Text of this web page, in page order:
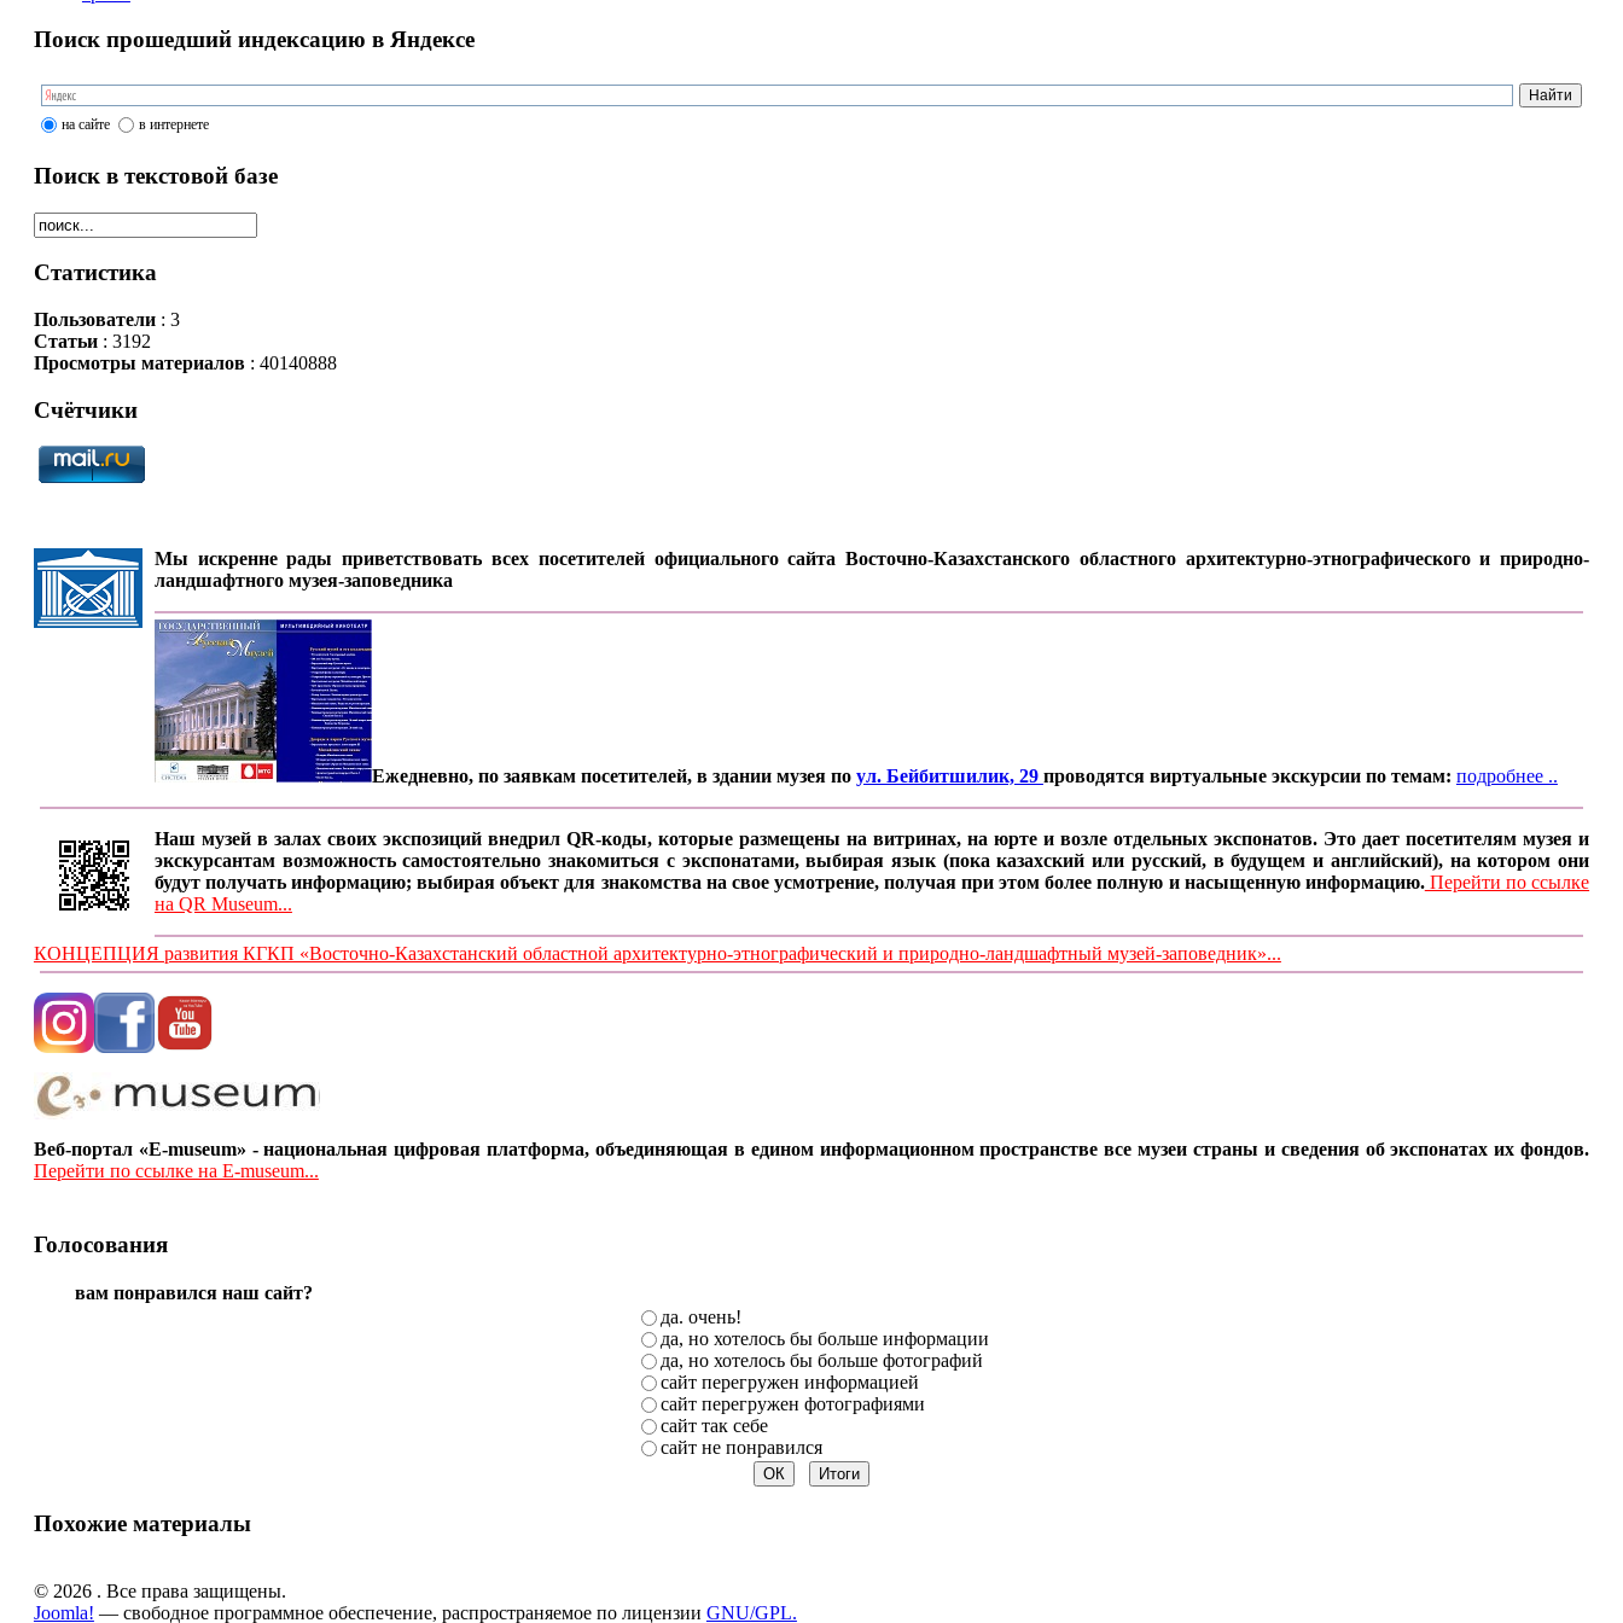
Поиск прошедший индексацию в Яндексе
на сайте в интернете
Поиск в текстовой базе
Статистика
Пользователи: 3
Статьи: 3192
Просмотры материалов: 40140888
Счётчики
Мы искренне рады приветствовать всех посетителей официального сайта Восточно-Казахстанского областного архитектурно-этнографического и природно-
ландшафтного музея-заповедника
Ежедневно, по заявкам посетителей, в здании музея по ул. Бейбитшилик, 29 проводятся виртуальные экскурсии по темам: подробнее ..
Наш музей в залах своих экспозиций внедрил QR-коды, которые размещены на витринах, на юрте и возле отдельных экспонатов. Это дает посетителям музея и
экскурсантам возможность самостоятельно знакомиться с экспонатами, выбирая язык (пока казахский или русский, в будущем и английский), на котором они
будут получать информацию; выбирая объект для знакомства на свое усмотрение, получая при этом более полную и насыщенную информацию.Перейти по ссылке
на QR Museum...
КОНЦЕПЦИЯ развития КГКП «Восточно-Казахстанский областной архитектурно-этнографический и природно-ландшафтный музей-заповедник»...
Веб-портал «E-museum» - национальная цифровая платформа, объединяющая в едином информационном пространстве все музеи страны и сведения об экспонатах их фондов.
Перейти по ссылке на E-museum...
Голосования
вам понравился наш сайт?
да. очень!
да, но хотелось бы больше информации
да, но хотелось бы больше фотографий
сайт перегружен информацией
сайт перегружен фотографиями
сайт так себе
сайт не понравился
Похожие материалы
© 2026 . Все права защищены.
Joomla! — свободное программное обеспечение, распространяемое по лицензии GNU/GPL.